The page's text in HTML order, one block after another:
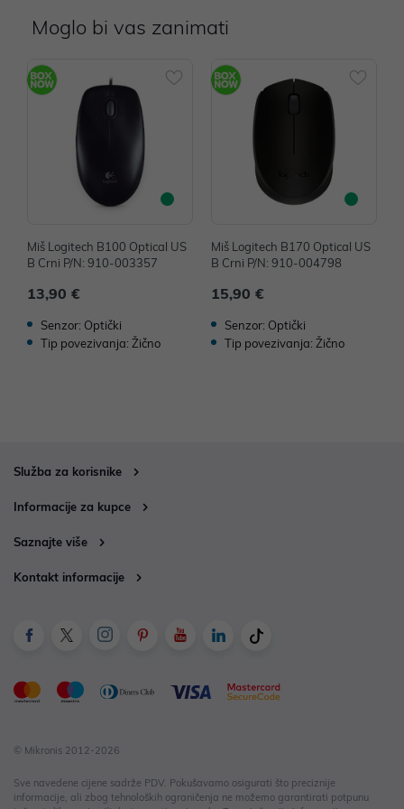
Moglo bi vas zanimati
Miš Logitech B100 Optical US
B Crni P/N: 910-003357
13,90 €
Senzor: Optički
Tip povezivanja: Žično
Miš Logitech B170 Optical US
B Crni P/N: 910-004798
15,90 €
Senzor: Optički
Tip povezivanja: Žično
Služba za korisnike
Informacije za kupce
Saznajte više
Kontakt informacije
© Mikronis 2012-2026
Sve navedene cijene sadrže PDV. Pokušavamo osigurati što preciznije
informacije, ali zbog tehnoloških ograničenja ne možemo garantirati potpunu